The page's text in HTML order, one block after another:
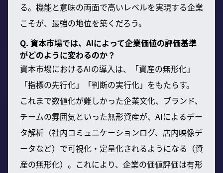
る。機能と意味の両面で高いレベルを実現する企業
こそが、最強の地位を築くだろう。
Q. 資本市場では、AIによって企業価値の評価基準
がどのように変わるのか？
資本市場におけるAIの導入は、「資産の無形化」
「指標の先行化」「判断の実行化」をもたらす。
これまで数値化が難しかった企業文化、ブランド、
チームの雰囲気といった無形資産が、AIによるデー
タ解析（社内コミュニケーションログ、店内映像デ
ータなど）で可視化・定量化されるようになる（資
産の無形化）。これにより、企業の価値評価は有形